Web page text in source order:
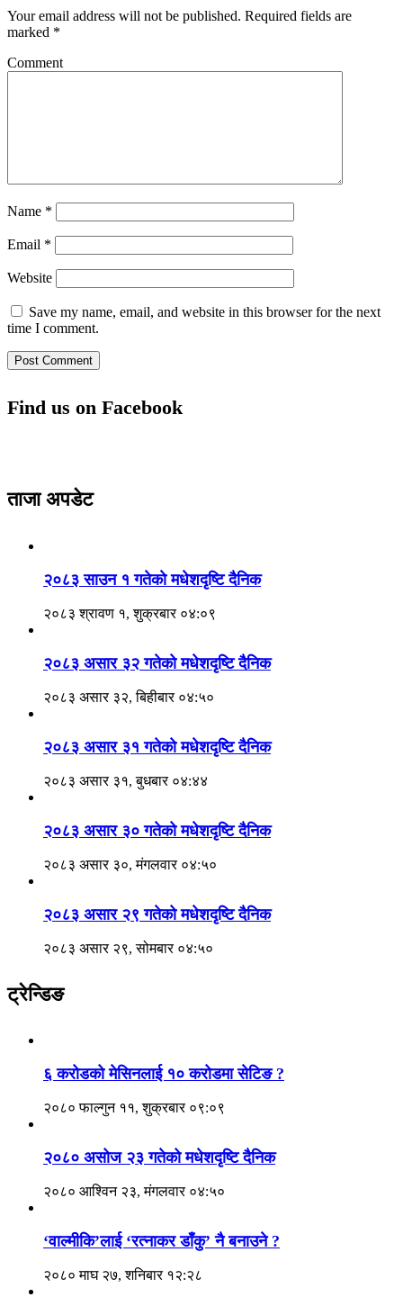
Your email address will not be published. Required fields are
marked *
Comment
Name *
Email *
Website
Save my name, email, and website in this browser for the next
time I comment.
Find us on Facebook
ताजा अपडेट
२०८३ साउन १ गतेकाे मधेशदृष्टि दैनिक
२०८३ श्रावण १, शुक्रबार ०४:०९
२०८३ असार ३२ गतेको मधेशदृष्टि दैनिक
२०८३ असार ३२, बिहीबार ०४:५०
२०८३ असार ३१ गतेको मधेशदृष्टि दैनिक
२०८३ असार ३१, बुधबार ०४:४४
२०८३ असार ३० गतेको मधेशदृष्टि दैनिक
२०८३ असार ३०, मंगलवार ०४:५०
२०८३ असार २९ गतेको मधेशदृष्टि दैनिक
२०८३ असार २९, सोमबार ०४:५०
ट्रेन्डिङ
६ करोडको मेसिनलाई १० करोडमा सेटिङ ?
२०८० फाल्गुन ११, शुक्रबार ०९:०९
२०८० असोज २३ गतेको मधेशदृष्टि दैनिक
२०८० आश्विन २३, मंगलवार ०४:५०
‘वाल्मीकि’लाई ‘रत्नाकर डाँकु’ नै बनाउने ?
२०८० माघ २७, शनिबार १२:२८